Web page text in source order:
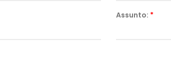
Assunto: *